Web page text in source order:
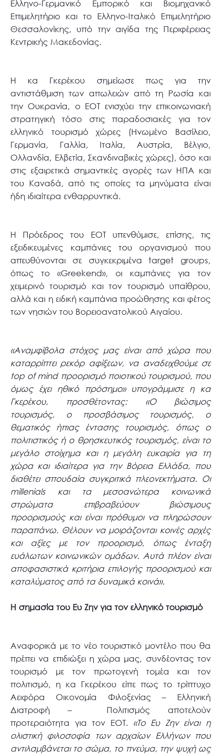
Ελληνο-Γερμανικό Εμπορικό και Βιομηχανικό
Επιμελητήριο και το Ελληνο-Ιταλικό Επιμελητήριο
Θεσσαλονίκης, υπό την αιγίδα της Περιφέρειας
Κεντρικής Μακεδονίας.
Η κα Γκερέκου σημείωσε πως για την
αντιστάθμιση των απωλειών από τη Ρωσία και
την Ουκρανία, ο ΕΟΤ ενισχύει την επικοινωνιακή
στρατηγική τόσο στις παραδοσιακές για τον
ελληνικό τουρισμό χώρες (Ηνωμένο Βασίλειο,
Γερμανία, Γαλλία, Ιταλία, Αυστρία, Βέλγιο,
Ολλανδία, Ελβετία, Σκανδιναβικές χώρες), όσο και
στις εξαιρετικά σημαντικές αγορές των ΗΠΑ και
του Καναδά, από τις οποίες τα μηνύματα είναι
ήδη ιδιαίτερα ενθαρρυντικά.
Η Πρόεδρος του ΕΟΤ υπενθύμισε, επίσης, τις
εξειδικευμένες καμπάνιες του οργανισμού που
απευθύνονται σε συγκεκριμένα target groups,
όπως το «Greekend», οι καμπάνιες για τον
χειμερινό τουρισμό και τον τουρισμό υπαίθρου,
αλλά και η ειδική καμπάνια προώθησης και φέτος
των νησιών του Βορειοανατολικού Αιγαίου.
«Αναμφίβολα στόχος μας είναι από χώρα που
καταρρίπτει ρεκόρ αφίξεων, να αναδειχθούμε σε
top of mind προορισμό ποιοτικού τουρισμού, που
όμως έχει ηθικό πρόσημο» υπογράμμισε η κα
Γκερέκου, προσθέτοντας: «Ο βιώσιμος
τουρισμός, ο προσβάσιμος τουρισμός, ο
θεματικός ήπιας έντασης τουρισμός, όπως ο
πολιτιστικός ή ο θρησκευτικός τουρισμός, είναι το
μεγάλο στοίχημα και η μεγάλη ευκαιρία για τη
χώρα και ιδιαίτερα για την Βόρεια Ελλάδα, που
διαθέτει σπουδαία συγκριτικά πλεονεκτήματα. Οι
millenials και τα μεσοανώτερα κοινωνικά
στρώματα επιβραβεύουν βιώσιμους
προορισμούς και είναι πρόθυμοι να πληρώσουν
παραπάνω. Θέλουν να μοιράζονται κοινές αρχές
και αξίες με τον προορισμό, όπως ένταξη
ευάλωτων κοινωνικών ομάδων. Αυτά πλέον είναι
αποφασιστικά κριτήρια επιλογής προορισμού και
καταλύματος από τα δυναμικά κοινά».
Η σημασία του Ευ Ζην για τον ελληνικό τουρισμό
Αναφορικά με το νέο τουριστικό μοντέλο που θα
πρέπει να επιδιώξει η χώρα μας, συνδέοντας τον
τουρισμό με τον πρωτογενή τομέα και τον
πολιτισμό, η κα Γκερέκου είπε πως το τρίπτυχο
Αειφόρα Οικονομία Φιλοξενίας – Ελληνική
Διατροφή – Πολιτισμός αποτελούν
προτεραιότητα για τον ΕΟΤ. «Το Ευ Ζην είναι η
ολιστική φιλοσοφία των αρχαίων Ελλήνων που
αντιλαμβάνεται το σώμα, το πνεύμα, την ψυχή ως